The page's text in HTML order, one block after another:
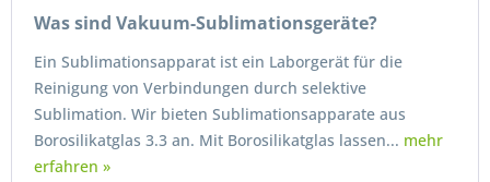
Was sind Vakuum-Sublimationsgeräte?
Ein Sublimationsapparat ist ein Laborgerät für die
Reinigung von Verbindungen durch selektive
Sublimation. Wir bieten Sublimationsapparate aus
Borosilikatglas 3.3 an. Mit Borosilikatglas lassen... mehr
erfahren »